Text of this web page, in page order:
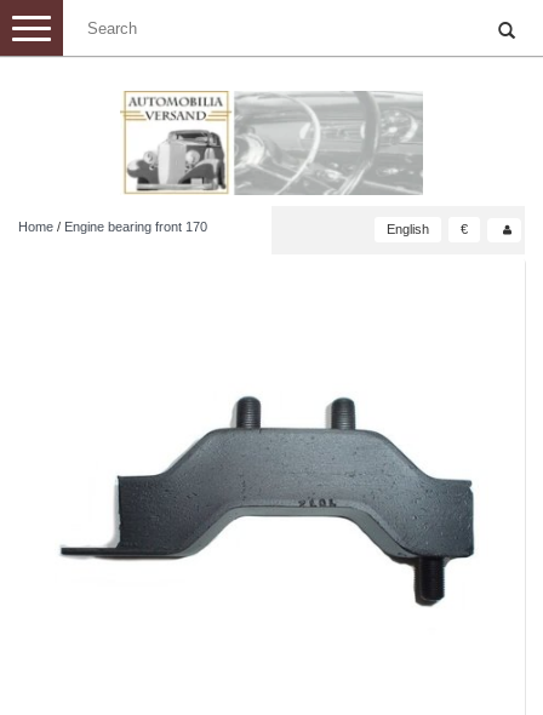
Toggle
navigation
Home / Engine bearing front 170 English €